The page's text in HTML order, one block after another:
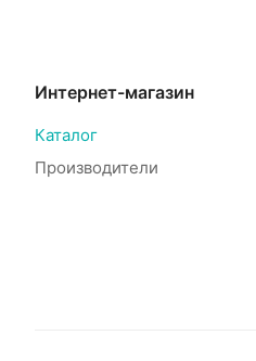
Интернет-магазин
Каталог
Производители